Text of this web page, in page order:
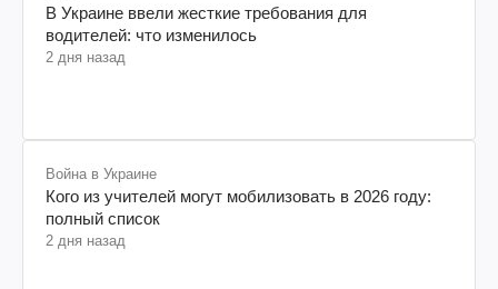
В Украине ввели жесткие требования для
водителей: что изменилось
2 дня назад
Война в Украине
Кого из учителей могут мобилизовать в 2026 году:
полный список
2 дня назад